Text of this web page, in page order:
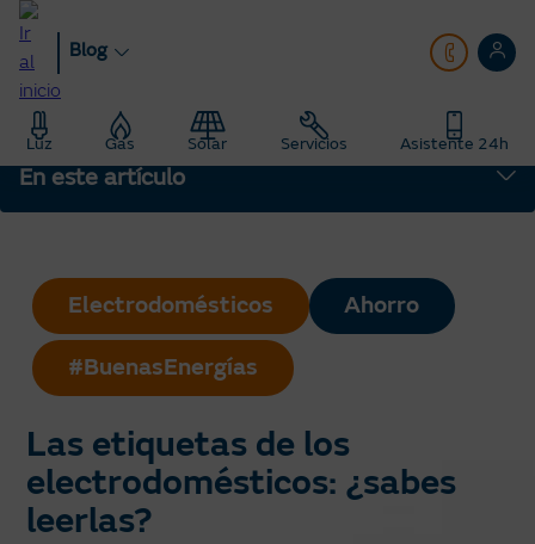
Pasar
contenido
principal
Blog
Luz Gas Solar Servicios Asistente 24h
Blog
Hogar
Eficiencia energética: Consejos de ahorro de luz y gas
Las etiquetas de los electrodomésticos: ¿sabes leerlas?
Electrodomésticos Ahorro
#BuenasEnergías
Las etiquetas de los
electrodomésticos: ¿sabes
leerlas?
En este artículo